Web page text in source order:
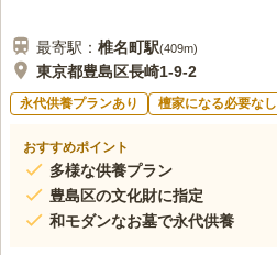
最寄駅： 椎名町駅(409m)
東京都豊島区長崎1-9-2
永代供養プランあり 檀家になる必要なし
おすすめポイント
多様な供養プラン
豊島区の文化財に指定
和モダンなお墓で永代供養